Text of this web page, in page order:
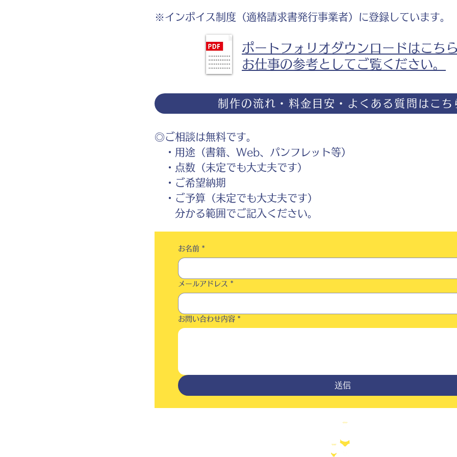
※インボイス制度（適格請求書発行事業者）に登録しています。
ポートフォリオダウンロードはこち
お仕事の参考としてご覧ください。
制作の流れ・料金目安・よくある質問はこち
◎ご相談は無料です。
・用途（書籍、Web、パンフレット等）
・点数（未定でも大丈夫です）
・ご希望納期
・ご予算（未定でも大丈夫です）
分かる範囲でご記入ください。
お名前 *
メールアドレス *
お問い合わせ内容 *
送信